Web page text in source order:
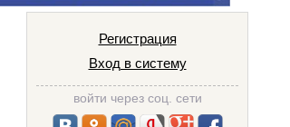
Регистрация
Вход в систему
войти через соц. сети